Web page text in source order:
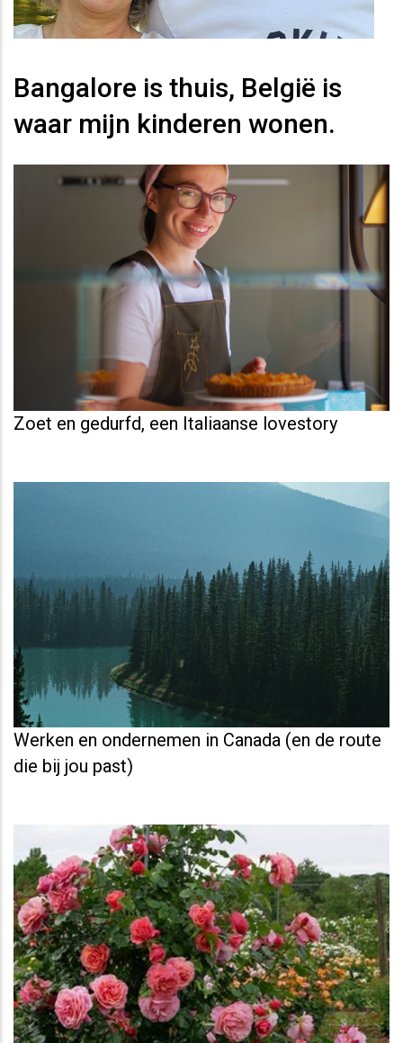
Bangalore is thuis, België is
waar mijn kinderen wonen.
Zoet en gedurfd, een Italiaanse lovestory
Werken en ondernemen in Canada (en de route
die bij jou past)